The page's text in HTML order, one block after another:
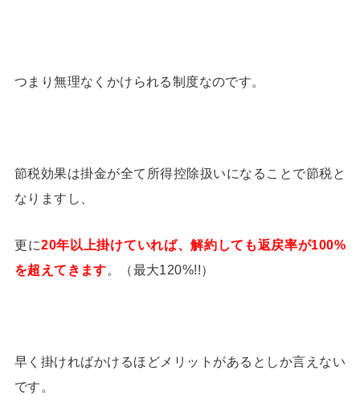
つまり無理なくかけられる制度なのです。
節税効果は掛金が全て所得控除扱いになることで節税と
なりますし、
更に20年以上掛けていれば、解約しても返戻率が100%
を超えてきます。（最大120%!!）
早く掛ければかけるほどメリットがあるとしか言えない
です。